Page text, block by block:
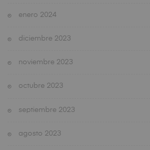
enero 2024
diciembre 2023
noviembre 2023
octubre 2023
septiembre 2023
agosto 2023